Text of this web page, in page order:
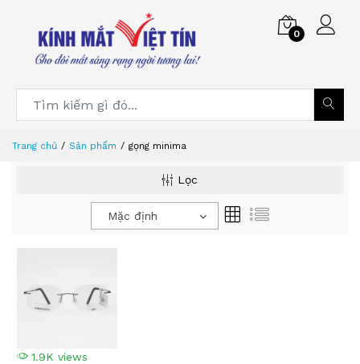
0
Trang chủ Sản phẩm gọng minima
Lọc
Mặc định
1.9K views